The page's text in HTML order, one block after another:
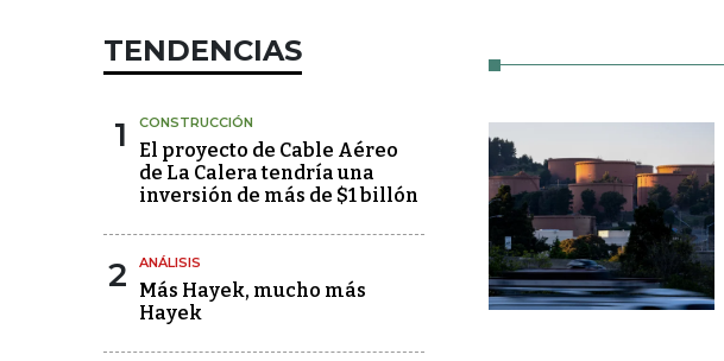
TENDENCIAS
1 CONSTRUCCIÓN
El proyecto de Cable Aéreo
de La Calera tendría una
inversión de más de $1 billón
2 ANÁLISIS
Más Hayek, mucho más
Hayek